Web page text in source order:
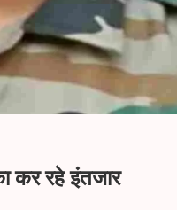
कर रहे इंतजार